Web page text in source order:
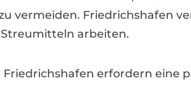
vermeiden. Friedrichshafen
arbeiten.
erfordern eine